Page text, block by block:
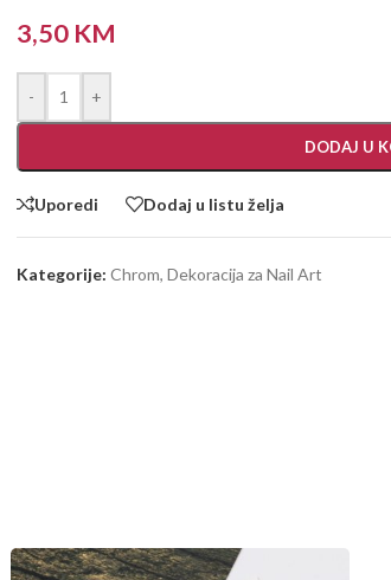
3,50 KM
- +
DODAJ U
Uporedi Dodaj u listu želja
Kategorije: Chrom, Dekoracija za Nail Art